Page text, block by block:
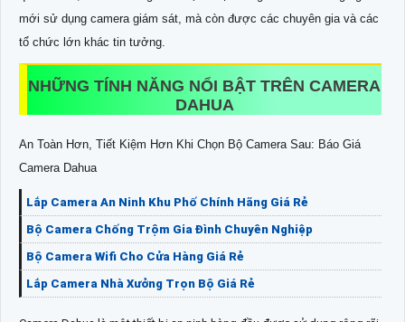
mới sử dụng camera giám sát, mà còn được các chuyên gia và các
tổ chức lớn khác tin tưởng.
NHỮNG TÍNH NĂNG NỔI BẬT TRÊN CAMERA
DAHUA
An Toàn Hơn, Tiết Kiệm Hơn Khi Chọn Bộ Camera Sau: Báo Giá
Camera Dahua
Lắp Camera An Ninh Khu Phố Chính Hãng Giá Rẻ
Bộ Camera Chống Trộm Gia Đình Chuyên Nghiệp
Bộ Camera Wifi Cho Cửa Hàng Giá Rẻ
Lắp Camera Nhà Xưởng Trọn Bộ Giá Rẻ